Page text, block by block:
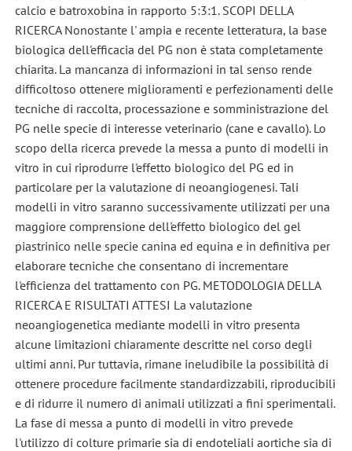
calcio e batroxobina in rapporto 5:3:1. SCOPI DELLA
RICERCA Nonostante l' ampia e recente letteratura, la base
biologica dell'efficacia del PG non è stata completamente
chiarita. La mancanza di informazioni in tal senso rende
difficoltoso ottenere miglioramenti e perfezionamenti delle
tecniche di raccolta, processazione e somministrazione del
PG nelle specie di interesse veterinario (cane e cavallo). Lo
scopo della ricerca prevede la messa a punto di modelli in
vitro in cui riprodurre l'effetto biologico del PG ed in
particolare per la valutazione di neoangiogenesi. Tali
modelli in vitro saranno successivamente utilizzati per una
maggiore comprensione dell'effetto biologico del gel
piastrinico nelle specie canina ed equina e in definitiva per
elaborare tecniche che consentano di incrementare
l'efficienza del trattamento con PG. METODOLOGIA DELLA
RICERCA E RISULTATI ATTESI La valutazione
neoangiogenetica mediante modelli in vitro presenta
alcune limitazioni chiaramente descritte nel corso degli
ultimi anni. Pur tuttavia, rimane ineludibile la possibilità di
ottenere procedure facilmente standardizzabili, riproducibili
e di ridurre il numero di animali utilizzati a fini sperimentali.
La fase di messa a punto di modelli in vitro prevede
l'utilizzo di colture primarie sia di endoteliali aortiche sia di